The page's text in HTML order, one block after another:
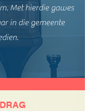
Met hierdie gawes
in die gemeente